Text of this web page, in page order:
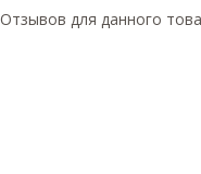
Отзывов для данного